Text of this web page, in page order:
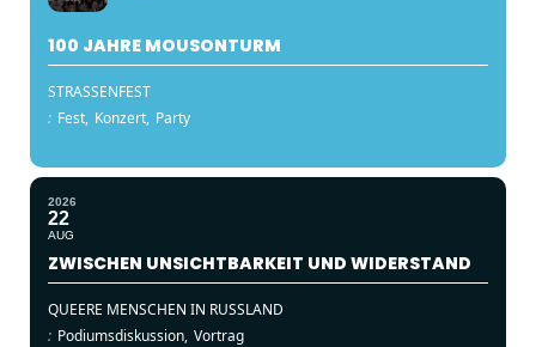
100 JAHRE MOUSONTURM
STRASSENFEST
: Fest, Konzert, Party
2026
22
AUG
ZWISCHEN UNSICHTBARKEIT UND WIDERSTAND
QUEERE MENSCHEN IN RUSSLAND
: Podiumsdiskussion, Vortrag